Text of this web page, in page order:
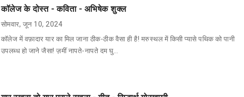
कॉलेज के दोस्त - कविता - अभिषेक शुक्ल
सोमवार, जून 10, 2024
कॉलेज में वफ़ादार यार का मिल जाना ठीक-ठीक वैसा ही है! मरुस्थल में किसी प्यासे पथिक को पानी
उपलब्ध हो जाने जैसा! ज़मीं नापते-नापते दम घु…